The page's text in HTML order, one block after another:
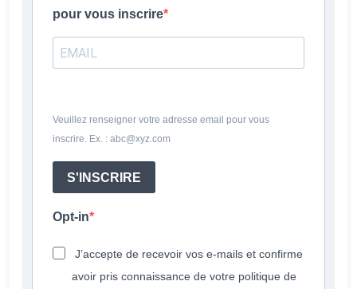
pour vous inscrire
Veuillez renseigner votre adresse email pour vous
inscrire. Ex. : abc@xyz.com
S'INSCRIRE
Opt-in
J’accepte de recevoir vos e-mails et confirme
avoir pris connaissance de votre politique de